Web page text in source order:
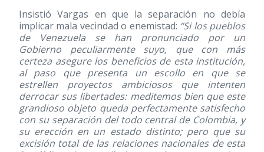
Insistió Vargas en que la separación no debía
implicar mala vecindad o enemistad: “Si los pueblos
de Venezuela se han pronunciado por un
Gobierno peculiarmente suyo, que con más
certeza asegure los beneficios de esta institución,
al paso que presenta un escollo en que se
estrellen proyectos ambiciosos que intenten
derrocar sus libertades: meditemos bien que este
grandioso objeto queda perfectamente satisfecho
con su separación del todo central de Colombia, y
su erección en un estado distinto; pero que su
excisión total de las relaciones nacionales de esta